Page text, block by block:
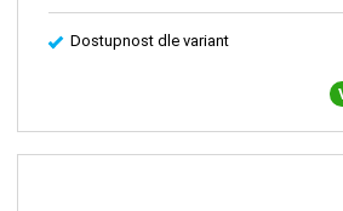
Dostupnost dle variant